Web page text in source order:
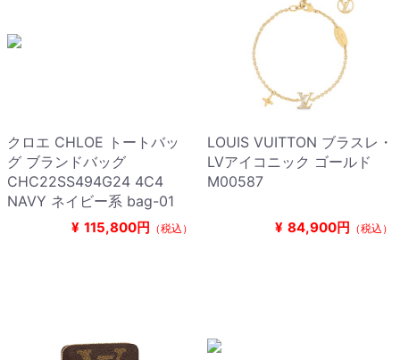
クロエ CHLOE トートバッ
グ ブランドバッグ
CHC22SS494G24 4C4
NAVY ネイビー系 bag-01
¥ 115,800円 （税込）
LOUIS VUITTON ブラスレ・
LVアイコニック ゴールド
M00587
¥ 84,900円 （税込）